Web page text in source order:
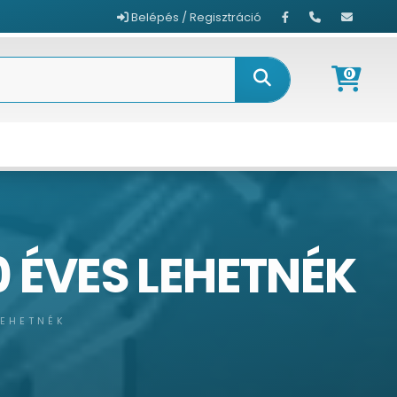
Belépés / Regisztráció
0
LEHETNÉK